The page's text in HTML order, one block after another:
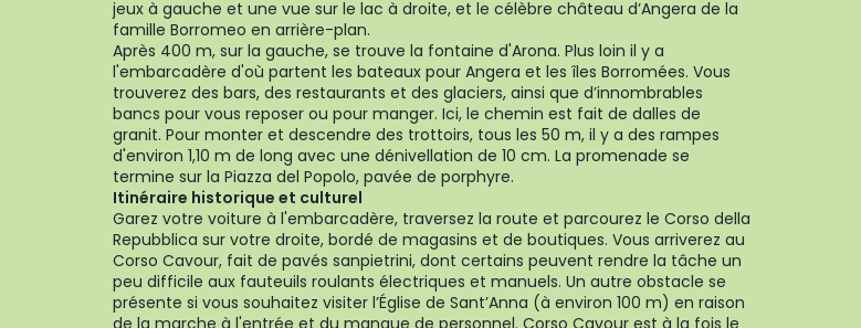
jeux à gauche et une vue sur le lac à droite, et le célèbre château d’Angera de la
famille Borromeo en arrière-plan.
Après 400 m, sur la gauche, se trouve la fontaine d'Arona. Plus loin il y a
l'embarcadère d'où partent les bateaux pour Angera et les îles Borromées. Vous
trouverez des bars, des restaurants et des glaciers, ainsi que d’innombrables
bancs pour vous reposer ou pour manger. Ici, le chemin est fait de dalles de
granit. Pour monter et descendre des trottoirs, tous les 50 m, il y a des rampes
d'environ 1,10 m de long avec une dénivellation de 10 cm. La promenade se
termine sur la Piazza del Popolo, pavée de porphyre.
Itinéraire historique et culturel
Garez votre voiture à l'embarcadère, traversez la route et parcourez le Corso della
Repubblica sur votre droite, bordé de magasins et de boutiques. Vous arriverez au
Corso Cavour, fait de pavés sanpietrini, dont certains peuvent rendre la tâche un
peu difficile aux fauteuils roulants électriques et manuels. Un autre obstacle se
présente si vous souhaitez visiter l’Église de Sant’Anna (à environ 100 m) en raison
de la marche à l'entrée et du manque de personnel. Corso Cavour est à la fois le